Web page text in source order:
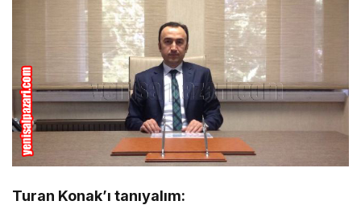
Turan Konak’ı tanıyalım: